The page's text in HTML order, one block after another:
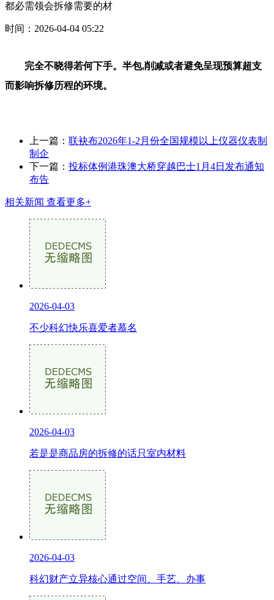
都必需领会拆修需要的材
时间：2026-04-04 05:22
完全不晓得若何下手。半包,削减或者避免呈现预算超支
而影响拆修历程的环境。
上一篇： 联袂布2026年1-2月份全国规模以上仪器仪表制
制企
下一篇： 投标体例港珠澳大桥穿越巴士1月4日发布通知
布告
相关新闻 查看更多+
2026-04-03
不少科幻快乐喜爱者慕名
2026-04-03
若是是商品房的拆修的话只室内材料
2026-04-03
科幻财产立异核心通过空间、手艺、办事